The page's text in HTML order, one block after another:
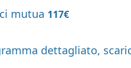
mutua 117€
dettagliato,